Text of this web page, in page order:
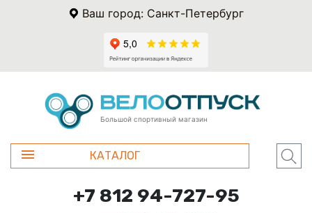
Ваш город: Санкт-Петербург
Большой спортивный магазин
КАТАЛОГ
+7 812 94-727-95